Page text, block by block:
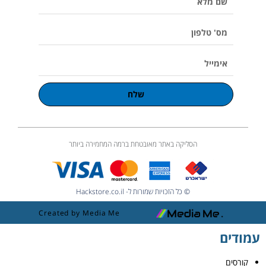
m
שלח
הסליקה באתר מאובטחת ברמה המחמירה ביותר
© כל הזכויות שמורות ל- Hackstore.co.il
Created by Media Me
עמודים
קורסים